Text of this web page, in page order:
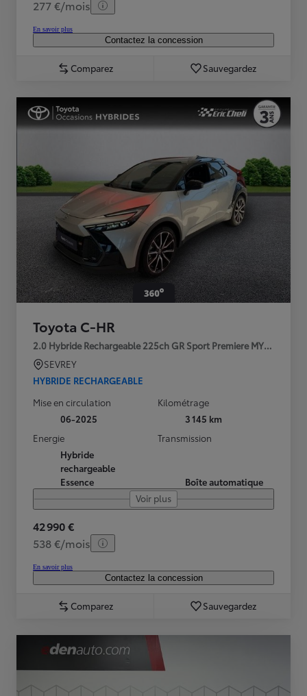
277 €/mois
En savoir plus
Contactez la concession
Comparez Sauvegardez
Toyota C-HR
2.0 Hybride Rechargeable 225ch GR Sport Premiere MY25
SEVREY
HYBRIDE RECHARGEABLE
Mise en circulation
06-2025
Kilométrage
3 145 km
Energie
Hybride
rechargeable
Essence
Transmission
Boîte automatique
Voir plus
42 990 €
538 €/mois
En savoir plus
Contactez la concession
Comparez Sauvegardez